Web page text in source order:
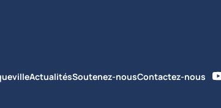
ActualitésSoutenez-nousContactez-nous